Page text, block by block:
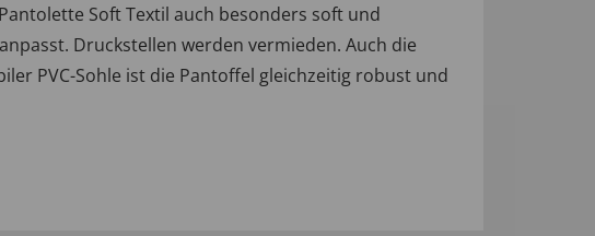
Soft Textil auch besonders soft und
Druckstellen werden vermieden. Auch die
PVC-Sohle ist die Pantoffel gleichzeitig robust und